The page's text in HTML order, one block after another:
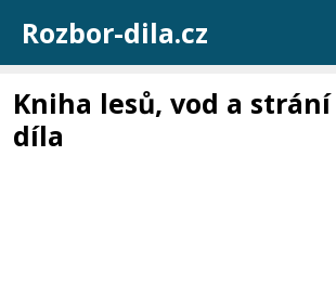
obsah
Rozbor-dila.cz
Kniha lesů, vod a
díla